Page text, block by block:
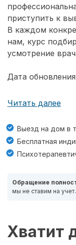
приступить к
В каждом
нам, курс
усмотрение
Дата
Читать далее
Выезд на дом в
Бесплатная
Обращение
мы не ставим на учет.
Хватит